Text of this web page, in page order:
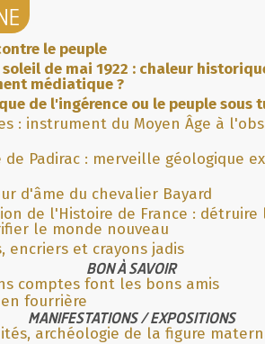
le peuple
soleil de mai 1922 : chaleur
médiatique ?
de l'ingérence ou le peuple sous
: instrument du Moyen Âge à
de Padirac : merveille géologique
d'âme du chevalier Bayard
de l'Histoire de France : détruire
le monde nouveau
encriers et crayons jadis
BON À SAVOIR
comptes font les bons amis
fourrière
MANIFESTATIONS / EXPOSITIONS
archéologie de la figure